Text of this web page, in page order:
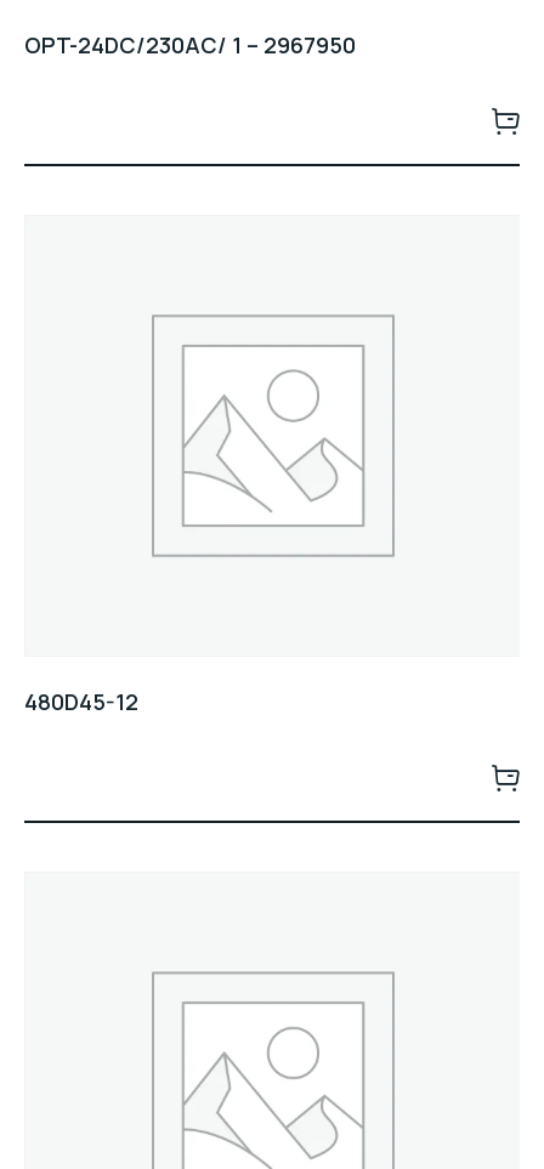
OPT-24DC/230AC/ 1 – 2967950
480D45-12